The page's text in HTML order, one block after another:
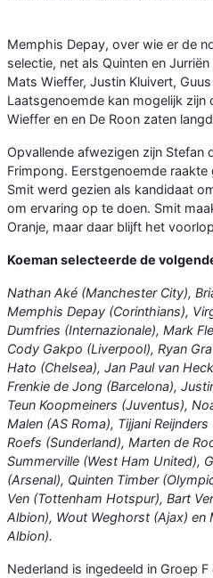
Memphis Depay, over wie er de
selectie, net als Quinten en
Mats Wieffer, Justin Kluivert,
Laatsgenoemde kan mogelijk zijn
Wieffer en en De Roon zaten
Opvallende afwezigen zijn Stefan
Frimpong. Eerstgenoemde
Smit werd gezien als kandidaat
om ervaring op te doen. Smit
Oranje, maar daar blijft het
Koeman selecteerde de
Nathan Aké (Manchester City),
Memphis Depay (Corinthians),
Dumfries (Internazionale), Mark
Cody Gakpo (Liverpool), Ryan
Hato (Chelsea), Jan Paul van
Frenkie de Jong (Barcelona),
Teun Koopmeiners (Juventus),
Malen (AS Roma), Tijjani
Roefs (Sunderland), Marten de
Summerville (West Ham United),
(Arsenal), Quinten Timber
Ven (Tottenham Hotspur), Bart
Albion), Wout Weghorst (Ajax)
Albion).
Nederland is ingedeeld in Groep